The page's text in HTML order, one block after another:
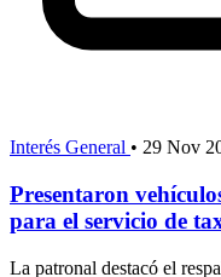
Interés General • 29 Nov
Presentaron
para el servicio de
La patronal destacó el